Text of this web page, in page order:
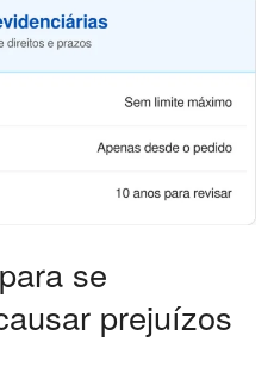
se
prejuízos